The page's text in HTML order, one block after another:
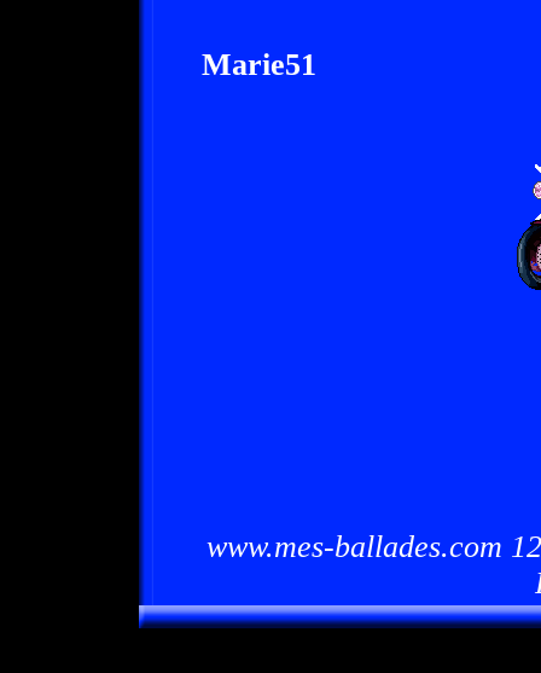
Marie51
www.mes-ballades.com